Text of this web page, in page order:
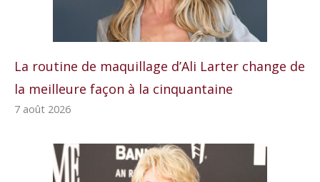
La routine de maquillage d’Ali Larter change de
la meilleure façon à la cinquantaine
7 août 2026